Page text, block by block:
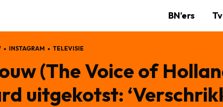
BN’ers Tv
INSTAGRAM TELEVISIE
(The Voice of
uitgekotst: